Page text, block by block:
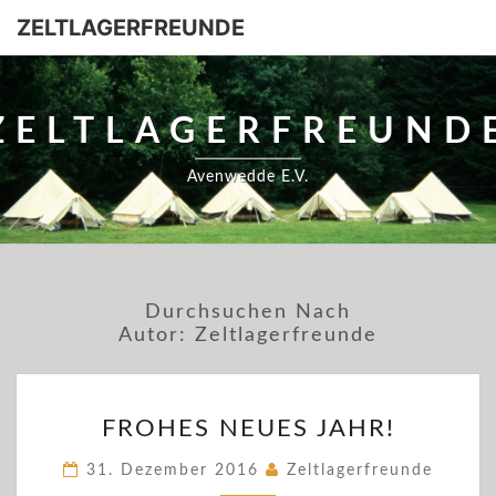
ZELTLAGERFREUNDE
Avenwedde E.V.
Durchsuchen Nach
Autor: Zeltlagerfreunde
NEUES
JAHR!
FROHES NEUES JAHR!
31. Dezember 2016 Zeltlagerfreunde